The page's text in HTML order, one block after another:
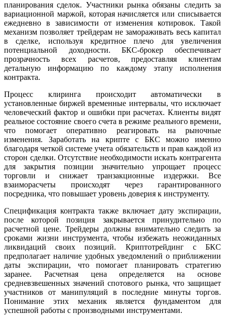
планирования сделок. Участники рынка обязаны следить за
вариационной маржой, которая начисляется или списывается
ежедневно в зависимости от изменения котировок. Такой
механизм позволяет трейдерам не замораживать весь капитал
в сделке, используя кредитное плечо для увеличения
потенциальной доходности. БКС-брокер обеспечивает
прозрачность всех расчетов, предоставляя клиентам
детальную информацию по каждому этапу исполнения
контракта.
Процесс клиринга происходит автоматически в
установленные биржей временные интервалы, что исключает
человеческий фактор и ошибки при расчетах. Клиенты видят
реальное состояние своего счета в режиме реального времени,
что помогает оперативно реагировать на рыночные
изменения. Заработать на крипте с БКС можно именно
благодаря четкой системе учета обязательств и прав каждой из
сторон сделки. Отсутствие необходимости искать контрагента
для закрытия позиции значительно упрощает процесс
торговли и снижает транзакционные издержки. Все
взаиморасчеты происходят через гарантированного
посредника, что повышает уровень доверия к инструменту.
Спецификация контракта также включает дату экспирации,
после которой позиция закрывается принудительно по
расчетной цене. Трейдеры должны внимательно следить за
сроками жизни инструмента, чтобы избежать неожиданных
ликвидаций своих позиций. Криптотрейдинг с БКС
предполагает наличие удобных уведомлений о приближении
даты экспирации, что помогает планировать стратегию
заранее. Расчетная цена определяется на основе
средневзвешенных значений спотового рынка, что защищает
участников от манипуляций в последние минуты торгов.
Понимание этих механик является фундаментом для
успешной работы с производными инструментами.